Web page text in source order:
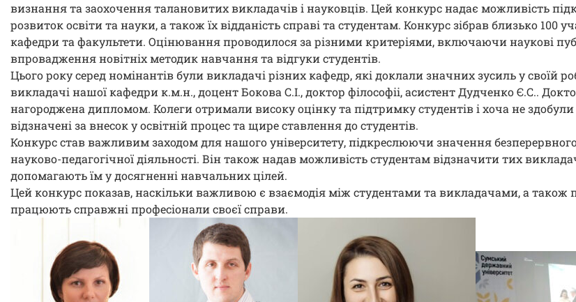
визнання та заохочення талановитих викладачів і науковців. Цей конкурс надає можливість
розвиток освіти та науки, а також їх відданість справі та студентам. Конкурс зібрав близько 100
кафедри та факультети. Оцінювання проводилося за різними критеріями, включаючи наукові
впровадження новітніх методик навчання та відгуки студентів.
Цього року серед номінантів були викладачі різних кафедр, які доклали значних зусиль у своїй
викладачі нашої кафедри к.м.н., доцент Бокова С.І., доктор філософіі, асистент Дудченко Є.С..
нагороджена дипломом. Колеги отримали високу оцінку та підтримку студентів і хоча не
відзначені за внесок у освітній процес та щире ставлення до студентів.
Конкурс став важливим заходом для нашого університету, підкреслюючи значення
науково-педагогічної діяльності. Він також надав можливість студентам відзначити тих
допомагають їм у досягненні навчальних цілей.
Цей конкурс показав, наскільки важливою є взаємодія між студентами та викладачами, а також
працюють справжні професіонали своєї справи.